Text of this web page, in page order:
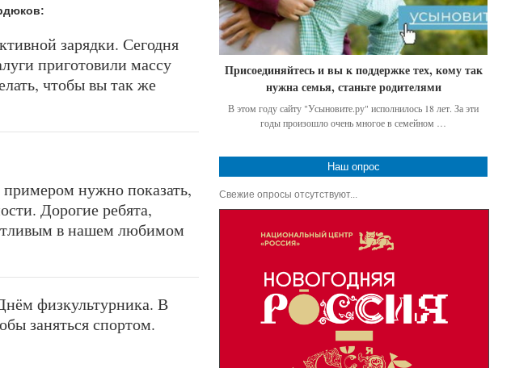
зарядки. Сегодня
приготовили массу
чтобы вы так же
нужно показать,
Дорогие ребята,
в нашем любимом
физкультурника. В
заняться спортом.
Присоединяйтесь и вы к поддержке тех, кому так
нужна семья, станьте родителями
В этом году сайту "Усыновите.ру" исполнилось 18 лет. За эти
годы произошло очень многое в семейном …
Наш опрос
Свежие опросы отсутствуют...